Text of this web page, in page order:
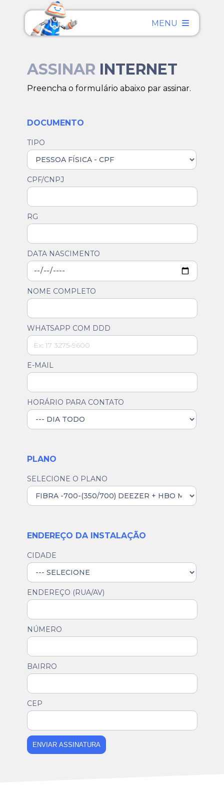
MENU
ASSINAR INTERNET
Preencha o formulário abaixo par assinar.
DOCUMENTO
TIPO
CPF/CNPJ
RG
DATA NASCIMENTO
NOME COMPLETO
WHATSAPP COM DDD
E-MAIL
HORÁRIO PARA CONTATO
PLANO
SELECIONE O PLANO
ENDEREÇO DA INSTALAÇÃO
CIDADE
ENDEREÇO (RUA/AV)
NÚMERO
BAIRRO
CEP
ENVIAR ASSINATURA